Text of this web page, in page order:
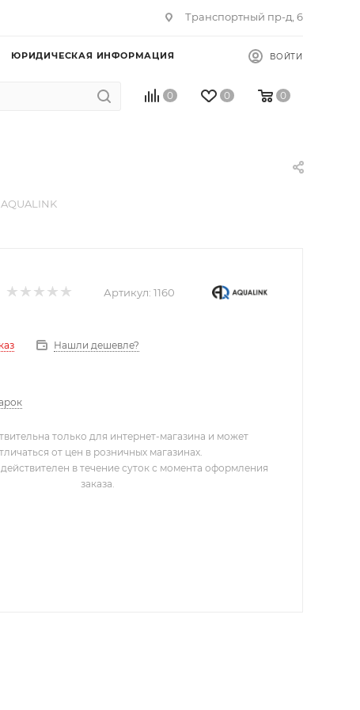
Транспортный пр-д, 6
ЮРИДИЧЕСКАЯ ИНФОРМАЦИЯ ВОЙТИ
0 0 0
Артикул: 1160
Нашли дешевле?
только для интернет-магазина и может
от цен в розничных магазинах.
в течение суток с момента оформления
заказа.